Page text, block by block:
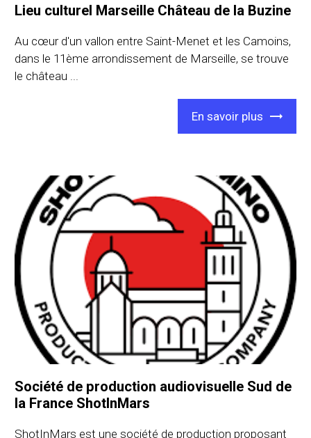
Lieu culturel Marseille Château de la Buzine
Au cœur d'un vallon entre Saint-Menet et les Camoins,
dans le 11ème arrondissement de Marseille, se trouve
le château ...
En savoir plus
Société de production audiovisuelle Sud de
la France ShotInMars
ShotInMars est une société de production proposant